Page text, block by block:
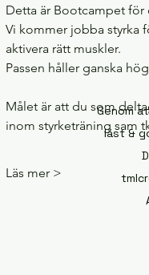
Detta är Bootcampet
Vi kommer jobba styrka
aktivera rätt muskler.
Passen håller ganska
Målet är att du som
inom styrketräning sam
Läs mer >
Genom
läst &